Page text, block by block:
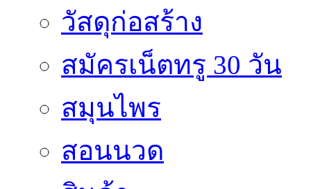
วัสดุก่อสร้าง
สมัครเน็ตทรู 30 วัน
สมุนไพร
สอนนวด